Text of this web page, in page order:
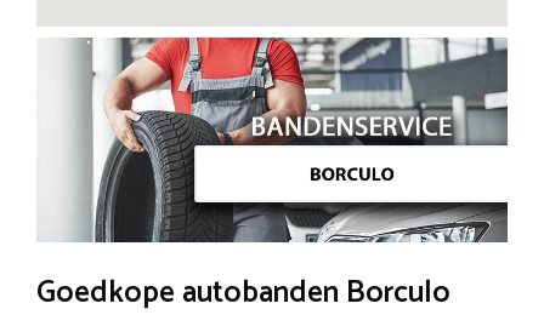
Goedkope autobanden Borculo